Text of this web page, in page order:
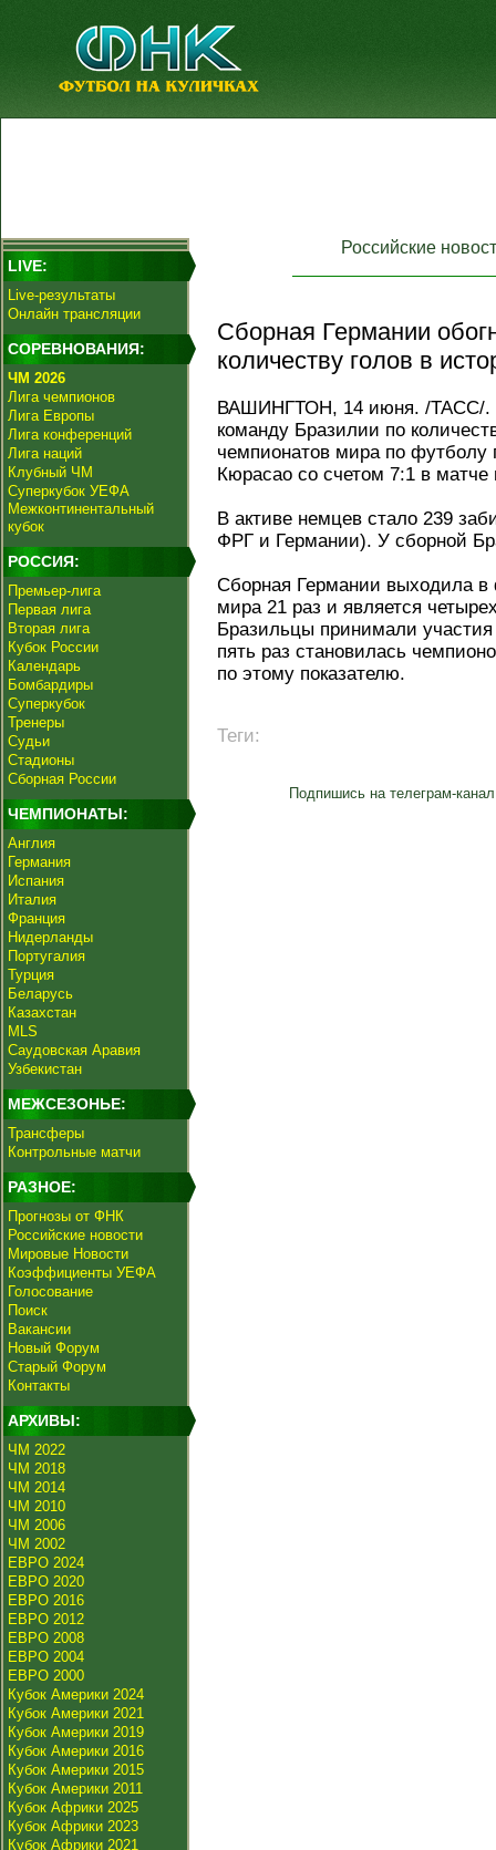
LIVE:
Live-результаты
Онлайн трансляции
СОРЕВНОВАНИЯ:
ЧМ 2026
Лига чемпионов
Лига Европы
Лига конференций
Лига наций
Клубный ЧМ
Суперкубок УЕФА
Межконтинентальный
кубок
РОССИЯ:
Премьер-лига
Первая лига
Вторая лига
Кубок России
Календарь
Бомбардиры
Суперкубок
Тренеры
Судьи
Стадионы
Сборная России
ЧЕМПИОНАТЫ:
Англия
Германия
Испания
Италия
Франция
Нидерланды
Португалия
Турция
Беларусь
Казахстан
MLS
Саудовская Аравия
Узбекистан
МЕЖСЕЗОНЬЕ:
Трансферы
Контрольные матчи
РАЗНОЕ:
Прогнозы от ФНК
Российские новости
Мировые Новости
Коэффициенты УЕФА
Голосование
Поиск
Вакансии
Новый Форум
Старый Форум
Контакты
АРХИВЫ:
ЧМ 2022
ЧМ 2018
ЧМ 2014
ЧМ 2010
ЧМ 2006
ЧМ 2002
ЕВРО 2024
ЕВРО 2020
ЕВРО 2016
ЕВРО 2012
ЕВРО 2008
ЕВРО 2004
ЕВРО 2000
Кубок Америки 2024
Кубок Америки 2021
Кубок Америки 2019
Кубок Америки 2016
Кубок Америки 2015
Кубок Америки 2011
Кубок Африки 2025
Кубок Африки 2023
Кубок Африки 2021
Российские
Сборная Германии
количеству голов в
ВАШИНГТОН, 14 июня. /ТАСС/.
команду Бразилии по
чемпионатов мира по
Кюрасао со счетом 7:1 в матче
В активе немцев стало 239
ФРГ и Германии). У сборной
Сборная Германии выходила
мира 21 раз и является
Бразильцы принимали
пять раз становилась
по этому показателю.
Теги:
Подпишись на телеграм-